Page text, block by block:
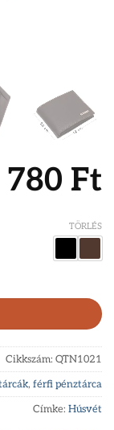
780 Ft
TÖRLÉS
QTN1021
Cikkszám: QTN1021
, férfi pénztárca
Címke: Húsvét